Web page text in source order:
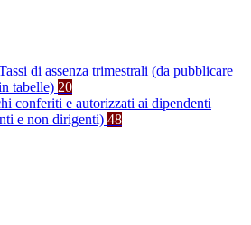
di assenza trimestrali (da pubblicare
tabelle) 20
conferiti e autorizzati ai dipendenti
e non dirigenti) 48